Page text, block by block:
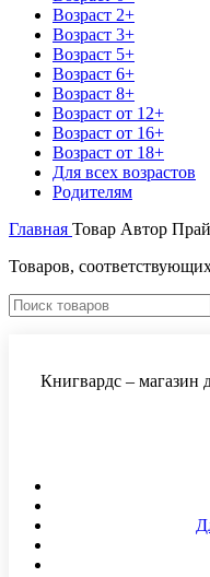
Возраст 2+
Возраст 3+
Возраст 5+
Возраст 6+
Возраст 8+
Возраст от 12+
Возраст от 16+
Возраст от 18+
Для всех возрастов
Родителям
Главная Товар Автор
Товаров,
Книгвардс – магазин